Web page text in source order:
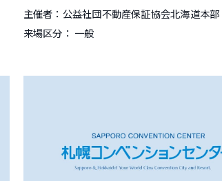
主催者：公益社団不動産保証協会北海道本部
来場区分： 一般